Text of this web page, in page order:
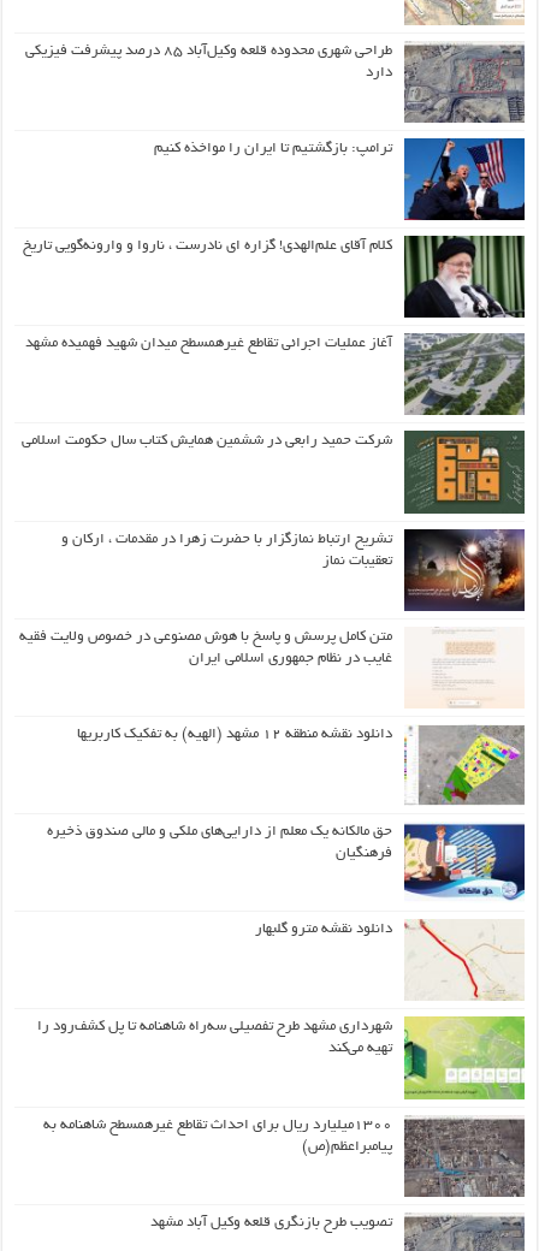
طراحی شهری محدوده قلعه وکیل‌آباد ۸۵ درصد پیشرفت فیزیکی
دارد
ترامپ: بازگشتیم تا ایران را مواخذه کنیم
کلام آقای علم‌الهدی! گزاره ای نادرست ، ناروا و وارونه‌گویی تاریخ
آغاز عملیات اجرائی تقاطع غیرهمسطح میدان شهید فهمیده مشهد
شرکت حمید رابعی در ششمین همایش کتاب سال حکومت اسلامی
تشریح ارتباط نمازگزار با حضرت زهرا در مقدمات ، ارکان و
تعقیبات نماز
متن کامل پرسش و پاسخ با هوش مصنوعی در خصوص ولایت فقیه
غایب در نظام جمهوری اسلامی ایران
دانلود نقشه منطقه ۱۲ مشهد (الهیه) به تفکیک کاربریها
حق مالکانه یک معلم از دارایی‌های ملکی و مالی صندوق ذخیره
فرهنگیان
دانلود نقشه مترو گلبهار
شهرداری مشهد طرح تفصیلی سه‌راه شاهنامه تا پل کشف‌رود را
تهیه می‌کند
۱۳۰۰میلیارد ریال برای احداث تقاطع غیرهمسطح شاهنامه به
پیامبراعظم(ص)
تصویب طرح بازنگری قلعه وکیل آباد مشهد